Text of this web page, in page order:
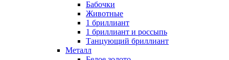
Бабочки
Животные
1 бриллиант
1 бриллиант и россыпь
Танцующий бриллиант
Металл